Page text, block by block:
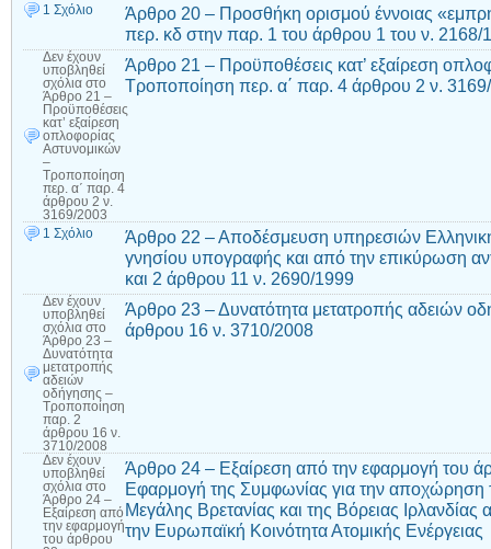
1 Σχόλιο
Άρθρο 20 – Προσθήκη ορισμού έννοιας
περ. κδ στην παρ. 1 του άρθρου 1 του ν. 2168/
Δεν έχουν
υποβληθεί
σχόλια στο
Άρθρο 21 –
Προϋποθέσεις
κατ’ εξαίρεση
οπλοφορίας
Αστυνομικών
–
Τροποποίηση
περ. α΄ παρ. 4
άρθρου 2 ν.
3169/2003
Άρθρο 21 – Προϋποθέσεις κατ’ εξαίρεση
Τροποποίηση περ. α΄ παρ. 4 άρθρου 2 ν.
1 Σχόλιο
Άρθρο 22 – Αποδέσμευση υπηρεσιών
γνησίου υπογραφής και από την επικύρωση
και 2 άρθρου 11 ν. 2690/1999
Δεν έχουν
υποβληθεί
σχόλια στο
Άρθρο 23 –
Δυνατότητα
μετατροπής
αδειών
οδήγησης –
Τροποποίηση
παρ. 2
άρθρου 16 ν.
3710/2008
Άρθρο 23 – Δυνατότητα μετατροπής αδειών
άρθρου 16 ν. 3710/2008
Δεν έχουν
υποβληθεί
σχόλια στο
Άρθρο 24 –
Εξαίρεση από
την εφαρμογή
του άρθρου
Άρθρο 24 – Εξαίρεση από την εφαρμογή του
Εφαρμογή της Συμφωνίας για την αποχώρηση
Μεγάλης Βρετανίας και της Βόρειας
την Ευρωπαϊκή Κοινότητα Ατομικής Ενέργειας